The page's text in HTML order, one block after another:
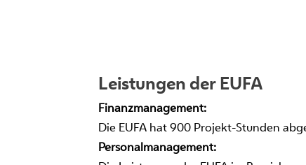
Leistungen der EUFA
Finanzmanagement:
Die EUFA hat 900 Projekt-Stunden
Personalmanagement: